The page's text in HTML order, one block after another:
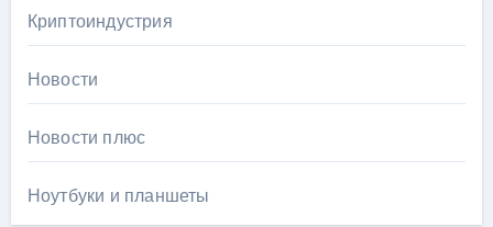
Криптоиндустрия
Новости
Новости плюс
Ноутбуки и планшеты